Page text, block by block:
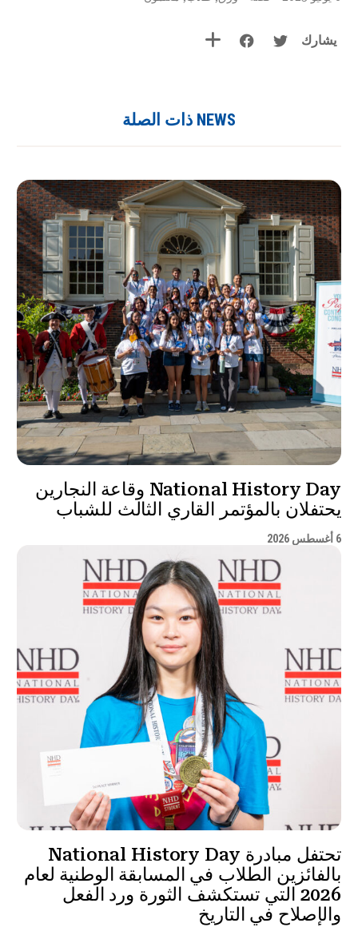
يشارك
NEWS ذات الصلة
National History Day وقاعة النجارين
يحتفلان بالمؤتمر القاري الثالث للشباب
6 أغسطس 2026
تحتفل مبادرة National History Day
بالفائزين الطلاب في المسابقة الوطنية لعام
2026 التي تستكشف الثورة ورد الفعل
والإصلاح في التاريخ